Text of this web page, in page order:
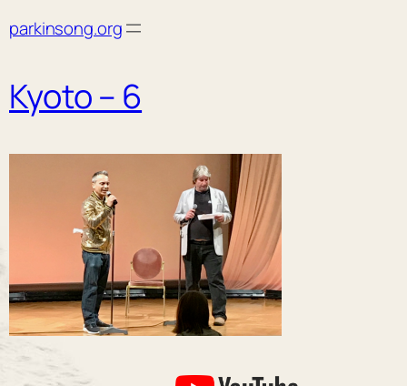
toparkinsong.org
Kyoto – 6